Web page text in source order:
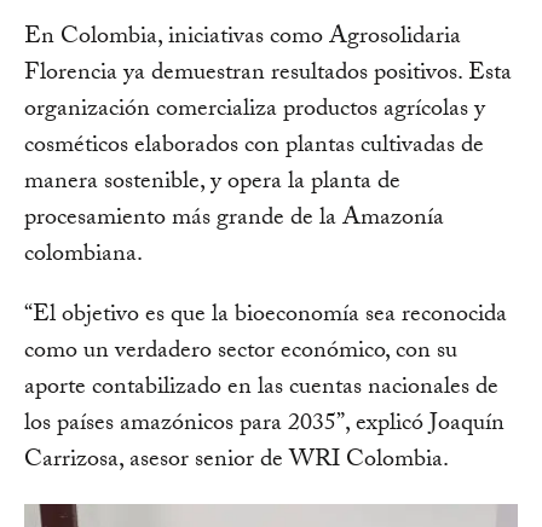
En Colombia, iniciativas como Agrosolidaria
Florencia ya demuestran resultados positivos. Esta
organización comercializa productos agrícolas y
cosméticos elaborados con plantas cultivadas de
manera sostenible, y opera la planta de
procesamiento más grande de la Amazonía
colombiana.
“El objetivo es que la bioeconomía sea reconocida
como un verdadero sector económico, con su
aporte contabilizado en las cuentas nacionales de
los países amazónicos para 2035”, explicó Joaquín
Carrizosa, asesor senior de WRI Colombia.